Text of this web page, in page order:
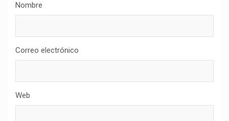
Nombre
Correo electrónico
Web